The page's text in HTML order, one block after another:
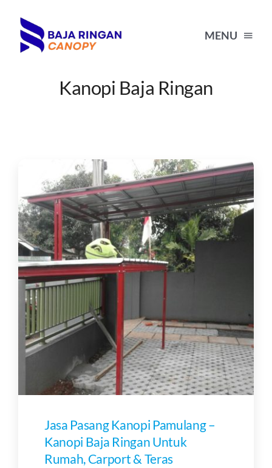
content
MENU
HOME
PORTFOLIO
BLOG
TENTANG KAMI
Kanopi Baja Ringan
Jasa Pasang Kanopi Pamulang –
Kanopi Baja Ringan Untuk
Rumah, Carport & Teras